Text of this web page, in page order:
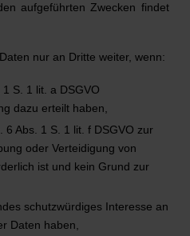
aufgeführten Zwecken findet
nur an Dritte weiter, wenn:
S. 1 lit. a DSGVO
dazu erteilt haben,
6 Abs. 1 S. 1 lit. f DSGVO zur
oder Verteidigung von
ist und kein Grund zur
schutzwürdiges Interesse an
Daten haben,